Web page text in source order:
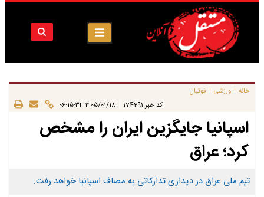
خانه | ورزشی | فوتبال
کد خبر 174291 ۱۴۰۵/۰۱/۱۸ ۰۶:۱۵:۳۴
اسپانیا جایگزین ایران را مشخص
کرد؛ عراق
تیم ملی عراق در دیداری تدارکاتی به مصاف اسپانیا خواهد رفت.